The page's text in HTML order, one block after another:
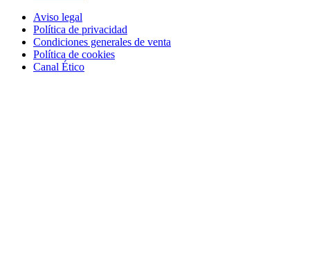
Aviso legal
Política de privacidad
Condiciones generales de venta
Política de cookies
Canal Ético